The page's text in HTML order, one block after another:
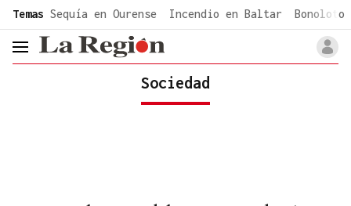
common.go-to-content
Temas Sequía en Ourense Incendio en Baltar Bonoloto
header.menu.open
Sociedad